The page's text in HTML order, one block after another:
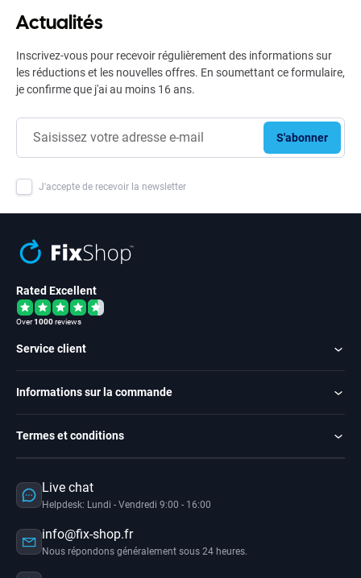
Actualités
Inscrivez-vous pour recevoir régulièrement des informations sur
les réductions et les nouvelles offres. En soumettant ce formulaire,
je confirme que j'ai au moins 16 ans.
S'abonner
J'accepte de recevoir la newsletter
Rated Excellent
Over1000reviews
Service client
Informations sur la commande
Termes et conditions
Live chat
Helpdesk: Lundi - Vendredi 9:00 - 16:00
info@fix-shop.fr
Nous répondons généralement sous 24 heures.